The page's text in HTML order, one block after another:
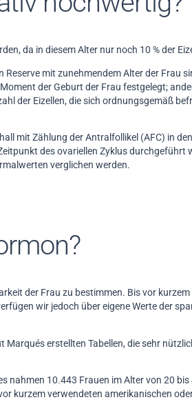
da in diesem Alter nur noch 10 % der
mit zunehmendem Alter der Frau
der Geburt der Frau festgelegt;
der Eizellen, die sich ordnungsgemäß
mit Zählung der Antralfollikel (AFC) in
des ovariellen Zyklus durchgeführt
verglichen werden.
der Frau zu bestimmen. Bis vor
wir jedoch über eigene Werte der
erstellten Tabellen, die sehr
10.443 Frauen im Alter von 20
kurzem verwendeten amerikanischen